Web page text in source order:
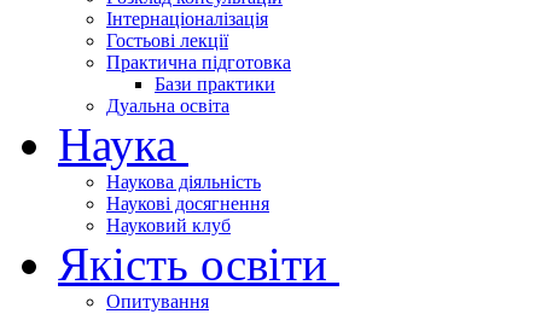
Інтернаціоналізація
Гостьові лекції
Практична підготовка
Бази практики
Дуальна освіта
Наука
Наукова діяльність
Наукові досягнення
Науковий клуб
Якість освіти
Опитування